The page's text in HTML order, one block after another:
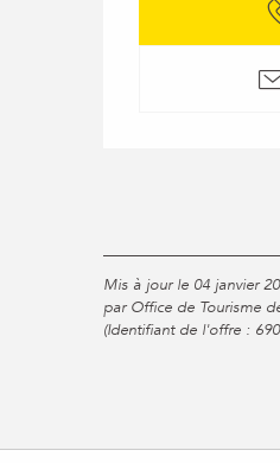
Mis à jour le 04 janvier
par Office de Tourisme
(Identifiant de l'offre :